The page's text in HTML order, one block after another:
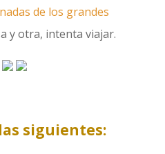
de los grandes
y otra, intenta viajar.
siguientes: